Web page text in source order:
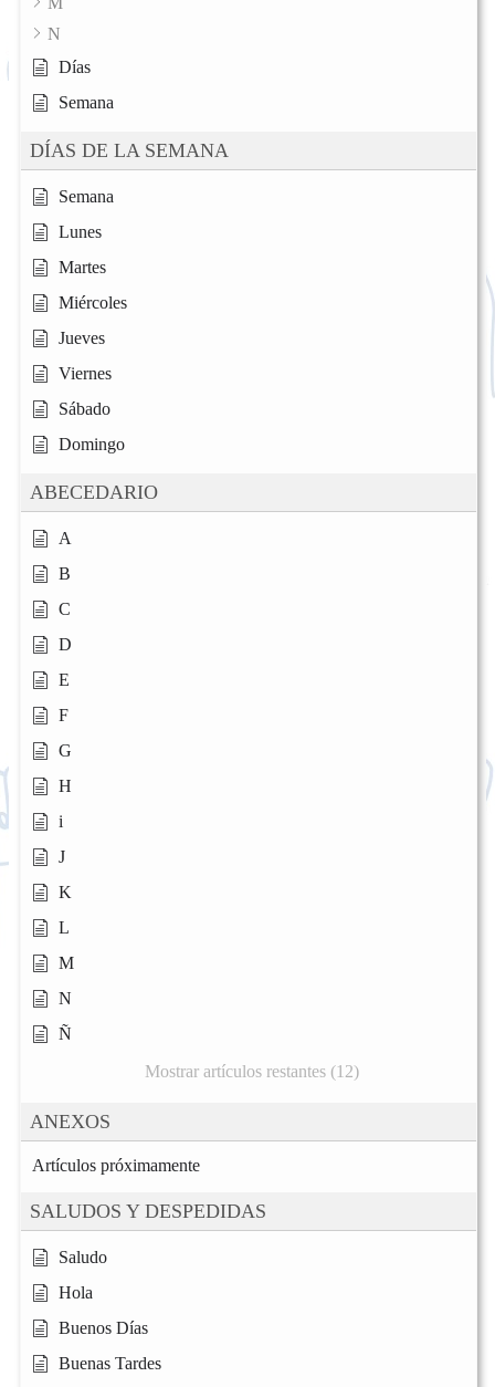
N
Días
Semana
DÍAS DE LA SEMANA
Semana
Lunes
Martes
Miércoles
Jueves
Viernes
Sábado
Domingo
ABECEDARIO
A
B
C
D
E
F
G
H
i
J
K
L
M
N
Ñ
Mostrar artículos restantes (12)
ANEXOS
Artículos próximamente
SALUDOS Y DESPEDIDAS
Saludo
Hola
Buenos Días
Buenas Tardes